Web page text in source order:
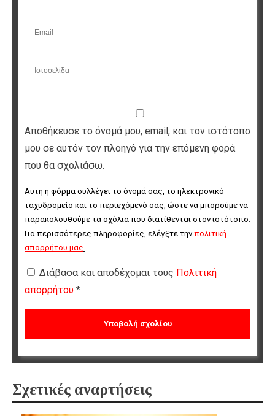
Αποθήκευσε το όνομά μου, email, και τον ιστότοπο
μου σε αυτόν τον πλοηγό για την επόμενη φορά
που θα σχολιάσω.
Αυτή η φόρμα συλλέγει το όνομά σας, το ηλεκτρονικό
ταχυδρομείο και το περιεχόμενό σας, ώστε να μπορούμε να
παρακολουθούμε τα σχόλια που διατίθενται στον ιστότοπο.
Για περισσότερες πληροφορίες, ελέγξτε την πολιτική
απορρήτου μας
Διάβασα και αποδέχομαι τους Πολιτική
απορρήτου *
Σχετικές αναρτήσεις